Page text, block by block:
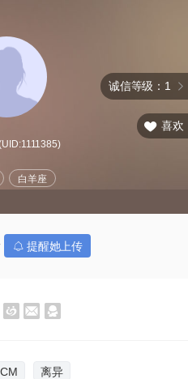
诚信等级：1
白羊座
喜欢
提醒她上传
离异